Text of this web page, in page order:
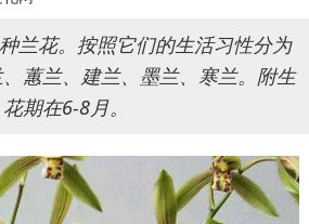
兰花。按照它们的生活习性分为
蕙兰、建兰、墨兰、寒兰。附生
期在6-8月。